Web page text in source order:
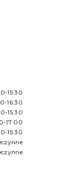
15:30
16:30
15:30
17:00
15:30